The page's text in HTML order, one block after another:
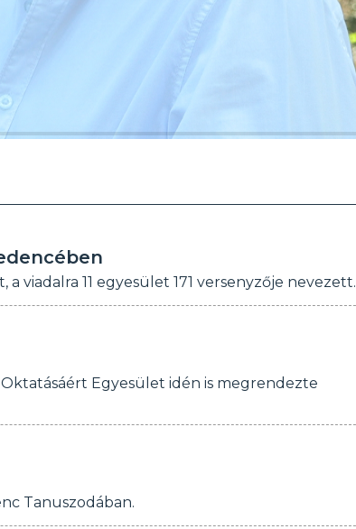
viadalra 11 egyesület 171 versenyzője nevezett.
Oktatásáért Egyesület idén is megrendezte
Tanuszodában.